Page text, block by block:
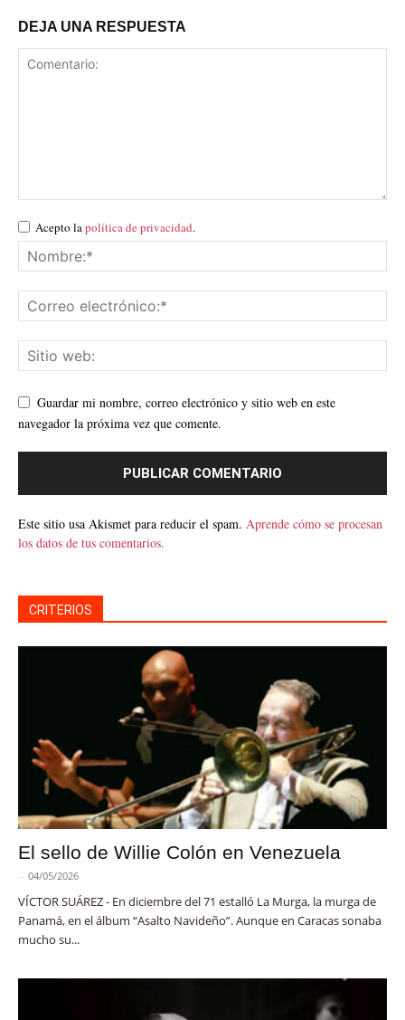
DEJA UNA RESPUESTA
Acepto lapolítica de privacidad.
Guardar mi nombre, correo electrónico y sitio web en este
navegador la próxima vez que comente.
Este sitio usa Akismet para reducir el spam. Aprende cómo se procesan
los datos de tus comentarios.
CRITERIOS
El sello de Willie Colón en Venezuela
- 04/05/2026
VÍCTOR SUÁREZ - En diciembre del 71 estalló La Murga, la murga de
Panamá, en el álbum “Asalto Navideño”. Aunque en Caracas sonaba
mucho su...